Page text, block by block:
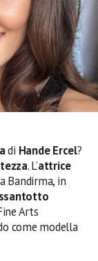
di Hande Ercel?
. L’attrice
Bandirma, in
Arts
come modella